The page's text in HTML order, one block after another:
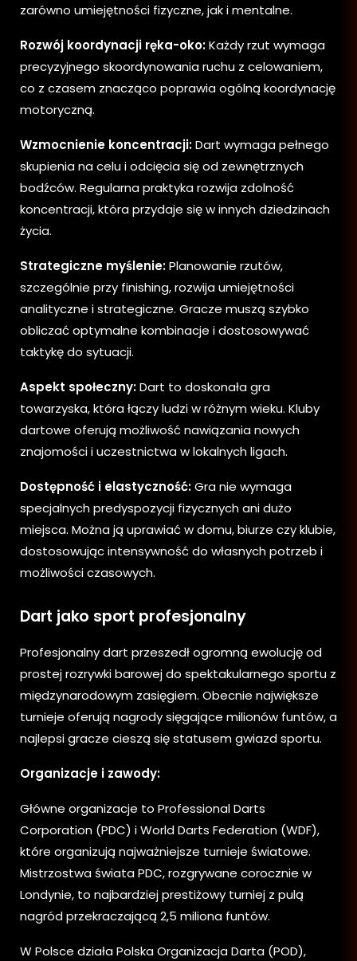
zarówno umiejętności fizyczne, jak i mentalne.
Rozwój koordynacji ręka-oko:Każdy rzut wymaga
precyzyjnego skoordynowania ruchu z celowaniem,
co z czasem znacząco poprawia ogólną koordynację
motoryczną.
Wzmocnienie koncentracji:Dart wymaga pełnego
skupienia na celu i odcięcia się od zewnętrznych
bodźców. Regularna praktyka rozwija zdolność
koncentracji, która przydaje się w innych dziedzinach
życia.
Strategiczne myślenie:Planowanie rzutów,
szczególnie przy finishing, rozwija umiejętności
analityczne i strategiczne. Gracze muszą szybko
obliczać optymalne kombinacje i dostosowywać
taktykę do sytuacji.
Aspekt społeczny:Dart to doskonała gra
towarzyska, która łączy ludzi w różnym wieku. Kluby
dartowe oferują możliwość nawiązania nowych
znajomości i uczestnictwa w lokalnych ligach.
Dostępność i elastyczność:Gra nie wymaga
specjalnych predyspozycji fizycznych ani dużo
miejsca. Można ją uprawiać w domu, biurze czy klubie,
dostosowując intensywność do własnych potrzeb i
możliwości czasowych.
Dart jako sport profesjonalny
Profesjonalny dart przeszedł ogromną ewolucję od
prostej rozrywki barowej do spektakularnego sportu z
międzynarodowym zasięgiem. Obecnie największe
turnieje oferują nagrody sięgające milionów funtów, a
najlepsi gracze cieszą się statusem gwiazd sportu.
Organizacje i zawody:
Główne organizacje to Professional Darts
Corporation (PDC) i World Darts Federation (WDF),
które organizują najważniejsze turnieje światowe.
Mistrzostwa świata PDC, rozgrywane corocznie w
Londynie, to najbardziej prestiżowy turniej z pulą
nagród przekraczającą 2,5 miliona funtów.
W Polsce działa Polska Organizacja Darta (POD),